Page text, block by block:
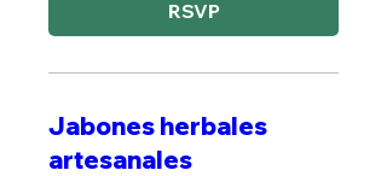
RSVP
Jabones herbales
artesanales